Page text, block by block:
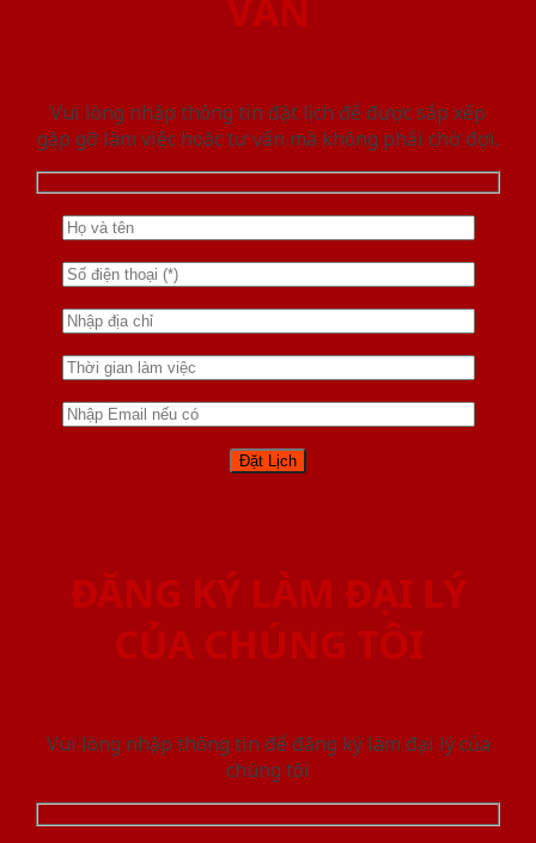
VẤN
Vui lòng nhập thông tin đặt lịch để được sắp xếp
gặp gỡ làm việc hoăc tư vấn mà không phải chờ đợi.
ĐĂNG KÝ LÀM ĐẠI LÝ
CỦA CHÚNG TÔI
Vui lòng nhập thông tin để đăng ký làm đại lý của
chúng tôi